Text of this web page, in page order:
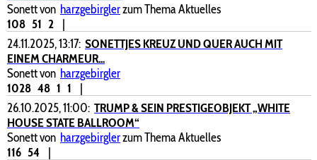
Sonett von harzgebirglerzum Thema Aktuelles
108 51 2
|
24.11.2025, 13:17: SONETTJES KREUZ UND QUER AUCH MIT
EINEM CHARMEUR...
Sonett von harzgebirgler
1028 48 1 1
|
26.10.2025, 11:00: TRUMP & SEIN PRESTIGEOBJEKT „WHITE
HOUSE STATE BALLROOM“
Sonett von harzgebirglerzum Thema Aktuelles
116 54
|